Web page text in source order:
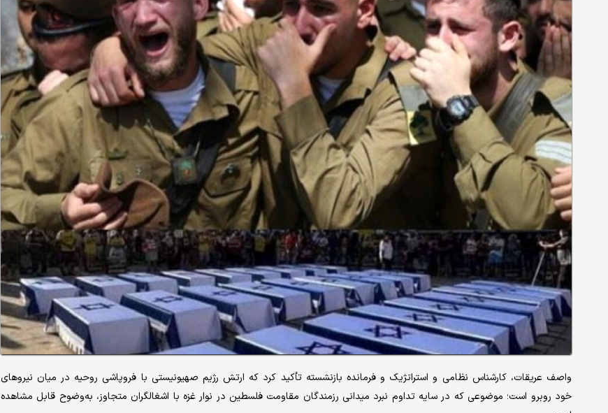
واصف عریقات، کارشناس نظامی و استراتژیک و فرمانده بازنشسته تأکید کرد که ارتش رژیم صهیونیستی با فروپاشی روحیه در میان نیروهای
خود روبرو است؛ موضوعی که در سایه‌ تداوم نبرد میدانی رزمندگان مقاومت فلسطین در نوار غزه با اشغالگران متجاوز، به‌وضوح قابل مشاهده